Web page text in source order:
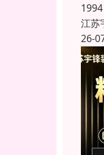
江苏
26-